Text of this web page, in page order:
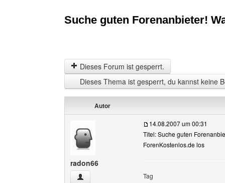
Suche guten Forenanbieter!
Dieses Forum ist gesperrt.
Dieses Thema ist gesperrt, du kannst keine
Autor
radon66
radon66 Benutzer-Profile anzeigen
14.08.2007 um 00:31
Titel: Suche guten
ForenKostenlos.de los
Tag